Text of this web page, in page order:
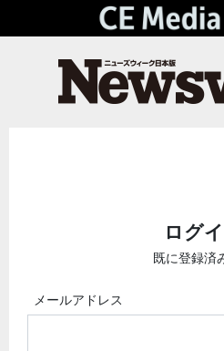
ログ
既に登録済
メールアドレス